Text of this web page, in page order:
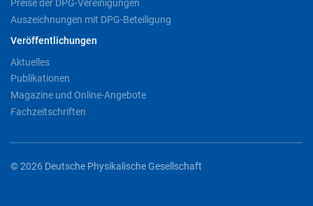
Preise der DPG-Vereinigungen
Auszeichnungen mit DPG-Beteiligung
Veröffentlichungen
Aktuelles
Publikationen
Magazine und Online-Angebote
Fachzeitschriften
© 2026 Deutsche Physikalische Gesellschaft